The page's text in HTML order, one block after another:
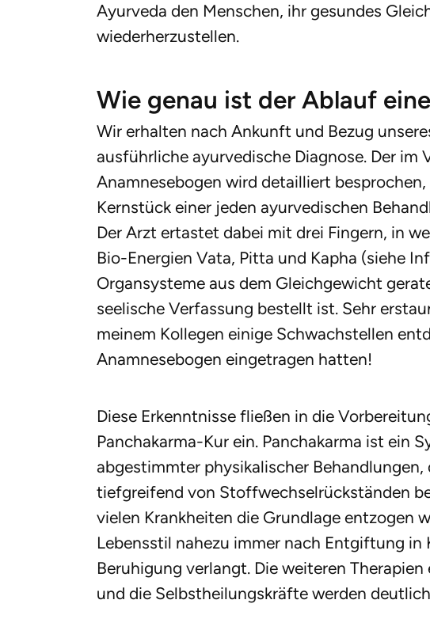
Ayurveda den Menschen, ihr gesundes
wiederherzustellen.
Wie genau ist der Ablauf
Wir erhalten nach Ankunft und Bezug
ausführliche ayurvedische Diagnose. Der im
Anamnesebogen wird detailliert
Kernstück einer jeden ayurvedischen
Der Arzt ertastet dabei mit drei Fingern, in
Bio-Energien Vata, Pitta und Kapha (siehe
Organsysteme aus dem Gleichgewicht
seelische Verfassung bestellt ist. Sehr
meinem Kollegen einige Schwachstellen
Anamnesebogen eingetragen hatten!
Diese Erkenntnisse fließen in die
Panchakarma-Kur ein. Panchakarma ist ein
abgestimmter physikalischer
tiefgreifend von Stoffwechselrückständen
vielen Krankheiten die Grundlage entzogen
Lebensstil nahezu immer nach Entgiftung
Beruhigung verlangt. Die weiteren
und die Selbstheilungskräfte werden